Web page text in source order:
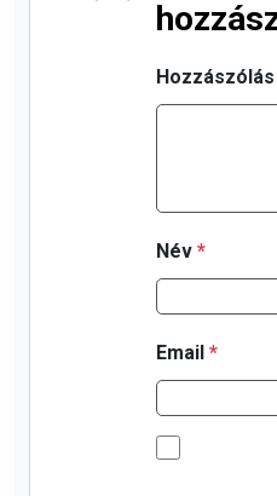
Hozzászólás
Név *
Email *